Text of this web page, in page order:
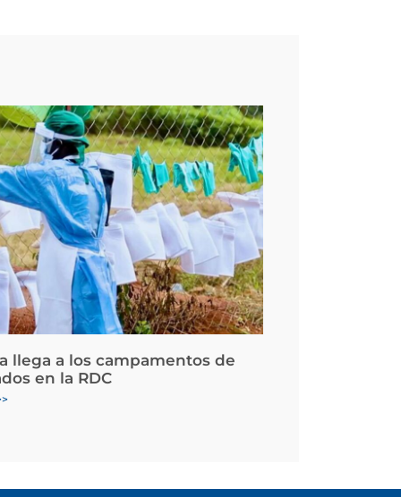
llega a los campamentos de
en la RDC